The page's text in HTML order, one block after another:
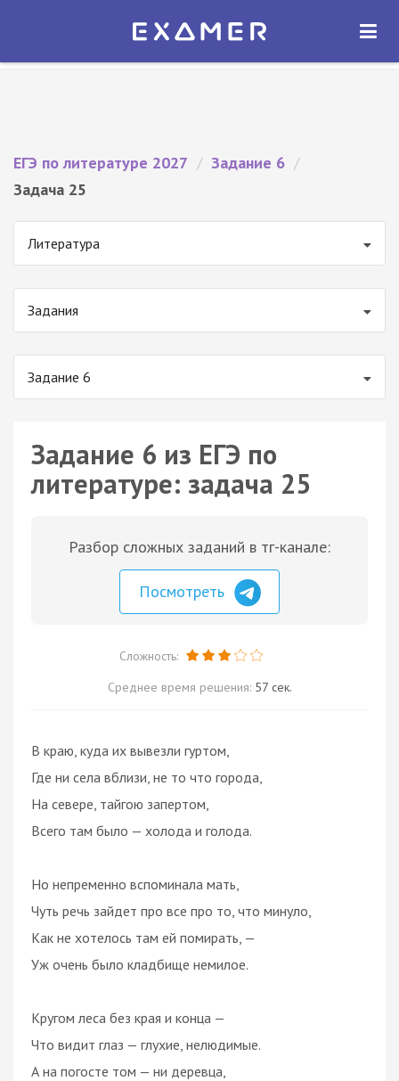
Экзамер — ЕГЭ 2027
ОТКРЫТЬ
ЕГЭ по литературе 2027 / Задание 6 /
Задача 25
Литература
Задания
Задание 6
Задание 6 из ЕГЭ по
литературе: задача 25
Разбор сложных заданий в тг-канале:
Посмотреть
Сложность:
Среднее время решения: 57 сек.
В краю, куда их вывезли гуртом,
Где ни села вблизи, не то что города,
На севере, тайгою запертом,
Всего там было — холода и голода.
Но непременно вспоминала мать,
Чуть речь зайдет про все про то, что минуло,
Как не хотелось там ей помирать, —
Уж очень было кладбище немилое.
Кругом леса без края и конца —
Что видит глаз — глухие, нелюдимые.
А на погосте том — ни деревца,